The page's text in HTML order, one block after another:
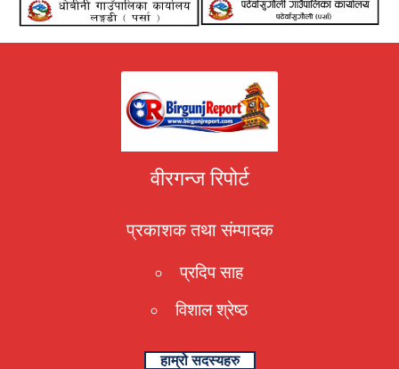
वीरगन्ज रिपोर्ट
प्रकाशक तथा संम्पादक
प्रदिप साह
विशाल श्रेष्ठ
हाम्रो सदस्यहरु